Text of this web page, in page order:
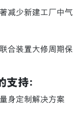
减少新建工厂中气
合装置大修周期保
持：
身定制解决方案